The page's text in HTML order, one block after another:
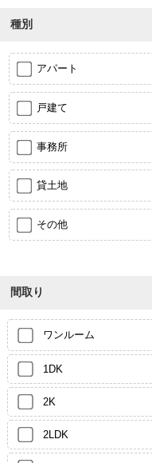
種別
アパート
戸建て
事務所
貸土地
その他
間取り
ワンルーム
1DK
2K
2LDK